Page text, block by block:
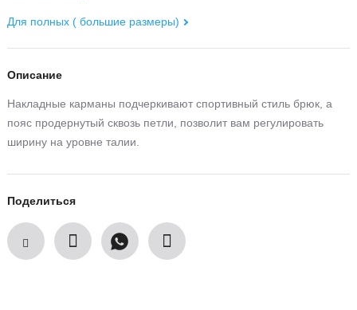
Для полных ( большие размеры)
Описание
Накладные карманы подчеркивают спортивный стиль брюк, а
пояс продернутый сквозь петли, позволит вам регулировать
ширину на уровне талии.
Поделиться